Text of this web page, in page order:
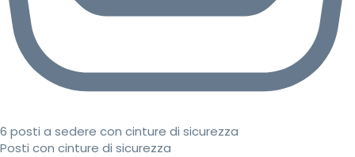
6 posti a sedere con cinture di sicurezza
Posti con cinture di sicurezza